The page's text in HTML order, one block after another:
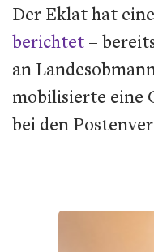
Der Eklat hat
berichtet –
an
mobilisierte eine
bei den